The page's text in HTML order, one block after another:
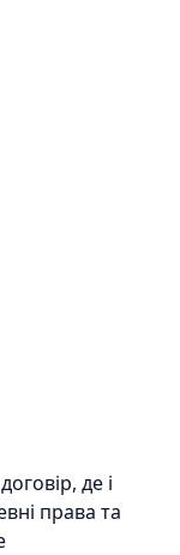
де і
права та